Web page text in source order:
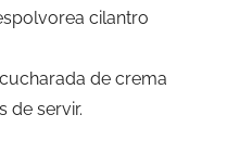
cilantro
de crema
de servir.